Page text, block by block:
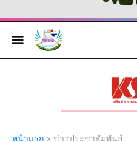
หน้าแรก ข่าวประชาสัมพันธ์